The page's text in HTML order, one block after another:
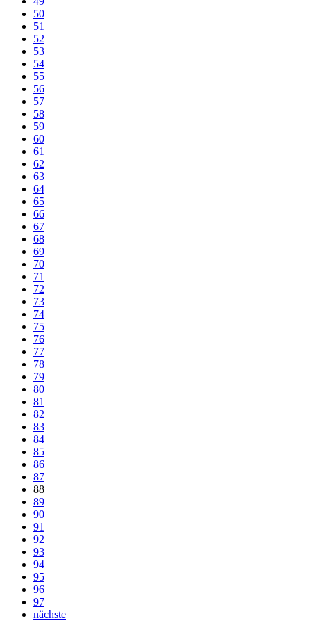
50
51
52
53
54
55
56
57
58
59
60
61
62
63
64
65
66
67
68
69
70
71
72
73
74
75
76
77
78
79
80
81
82
83
84
85
86
87
88
89
90
91
92
93
94
95
96
97
nächste